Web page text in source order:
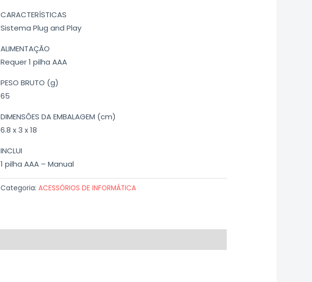
CARACTERÍSTICAS
Sistema Plug and Play
ALIMENTAÇÃO
Requer 1 pilha AAA
PESO BRUTO (g)
65
DIMENSÕES DA EMBALAGEM (cm)
6.8 x 3 x 18
INCLUI
1 pilha AAA – Manual
Categoria: ACESSÓRIOS DE INFORMÁTICA